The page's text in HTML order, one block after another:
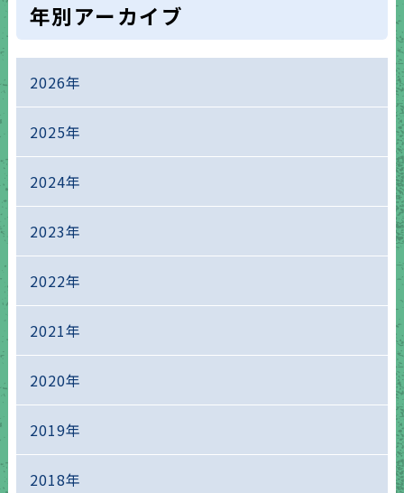
年別アーカイブ
2026年
2025年
2024年
2023年
2022年
2021年
2020年
2019年
2018年